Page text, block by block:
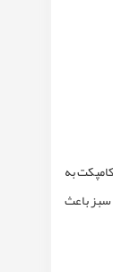
به
سبز باعث